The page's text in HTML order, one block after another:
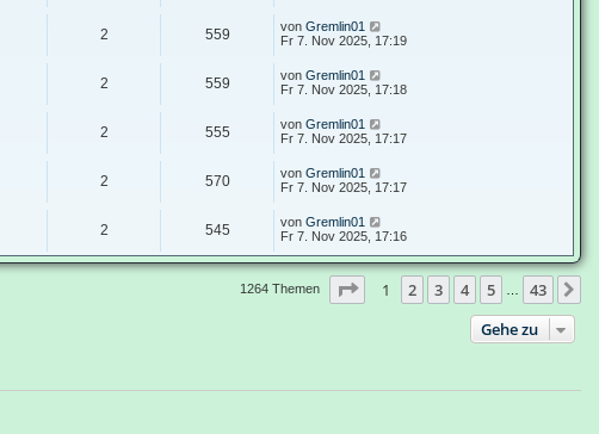
2 559 von Gremlin01
Fr 7. Nov 2025, 17:19
2 559 von Gremlin01
Fr 7. Nov 2025, 17:18
2 555 von Gremlin01
Fr 7. Nov 2025, 17:17
2 570 von Gremlin01
Fr 7. Nov 2025, 17:17
2 545 von Gremlin01
Fr 7. Nov 2025, 17:16
1264 Themen Seite von43
1 2 3 4 5 43
Gehe zu